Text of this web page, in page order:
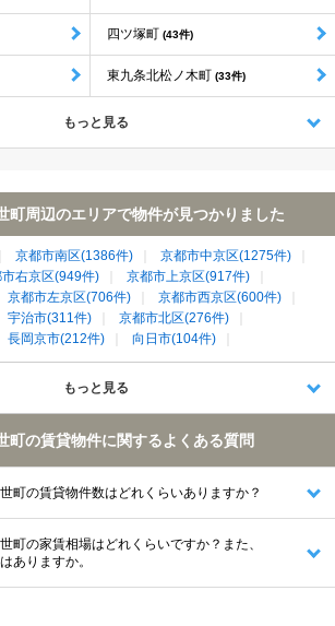
四ツ塚町 (43件)
東九条北松ノ木町 (33件)
もっと見る
町周辺のエリアで物件が見つかりました
京都市南区(1386件)
京都市中京区(1275件)
市右京区(949件)
京都市上京区(917件)
京都市左京区(706件)
京都市西京区(600件)
宇治市(311件)
京都市北区(276件)
長岡京市(212件)
向日市(104件)
乙訓郡大山崎町(18件) 久世郡久御山町(7件)
もっと見る
町の賃貸物件に関するよくある質問
町の賃貸物件数はどれくらいありますか？
町の家賃相場はどれくらいですか？また、
ありますか。